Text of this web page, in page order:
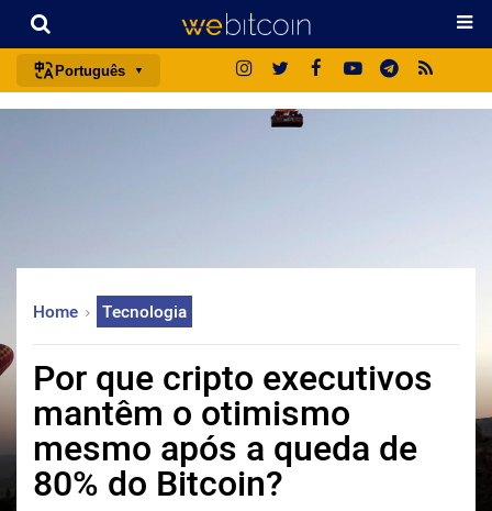
Português
日本語
русский
한국어
العربية
ไทย
Home Tecnologia
Por que cripto executivos
mantêm o otimismo
mesmo após a queda de
80% do Bitcoin?